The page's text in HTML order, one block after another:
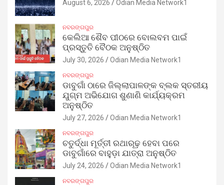
August 6, 2026 Odian Media Network1
ନବରଙ୍ଗପୁର
କେଲିଆ ଶୈବ ପୀଠରେ ବୋଲବମ ପାଇଁ
ପ୍ରସ୍ତୁତି ବୈଠକ ଅନୁଷ୍ଠିତ
July 30, 2026 Odian Media Network1
ନବରଙ୍ଗପୁର
ଡାବୁଗାଁ ଠାରେ ଜିଲ୍ଲାପାଳଙ୍କ ବ୍ଲକ ସ୍ତରୀୟ
ଯୁଗ୍ମ ଅଭିଯୋଗ ଶୁଣାଣି କାର୍ଯ୍ୟକ୍ରମ
ଅନୁଷ୍ଠିତ
July 27, 2026 Odian Media Network1
ନବରଙ୍ଗପୁର
ଚତୁର୍ଦ୍ଧା ମୂର୍ତ୍ତୀ ରଥାରୂଢ଼ ହେବା ପରେ
ଡାବୁଗାଁରେ ବାହୁଡ଼ା ଯାତ୍ରା ଅନୁଷ୍ଠିତ
July 24, 2026 Odian Media Network1
ନବରଙ୍ଗପୁର